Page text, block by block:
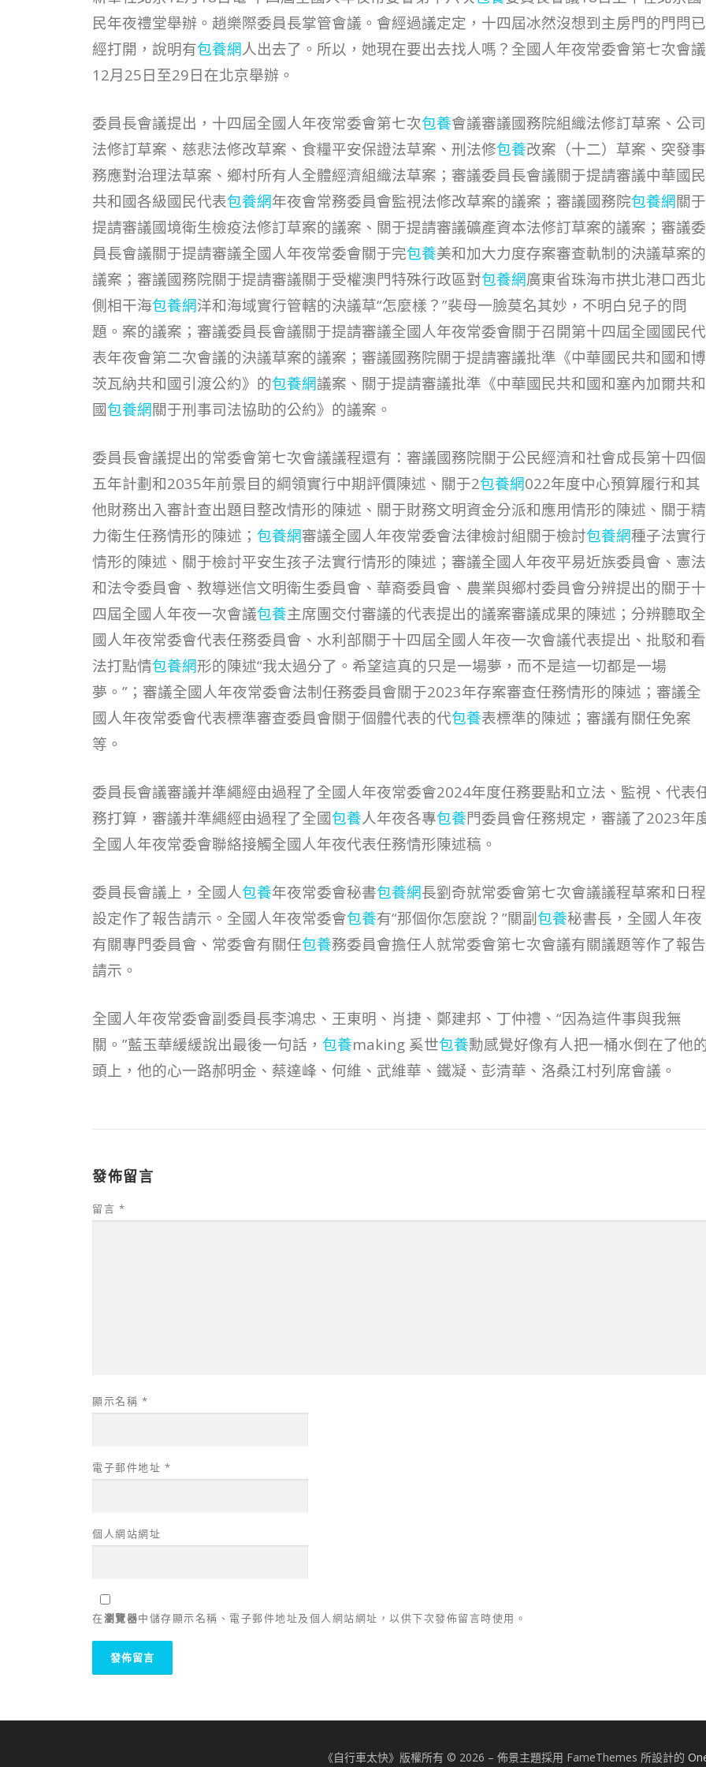
民年夜禮堂舉辦。趙樂際委員長掌管會議。會經過議定定，十四屆冰然沒想到主房門的門閂已
經打開，說明有包養網人出去了。所以，她現在要出去找人嗎？全國人年夜常委會第七次會議
12月25日至29日在北京舉辦。
委員長會議提出，十四屆全國人年夜常委會第七次包養會議審議國務院組織法修訂草案、公司
法修訂草案、慈悲法修改草案、食糧平安保證法草案、刑法修包養改案（十二）草案、突發事
務應對治理法草案、鄉村所有人全體經濟組織法草案；審議委員長會議關于提請審議中華國民
共和國各級國民代表包養網年夜會常務委員會監視法修改草案的議案；審議國務院包養網關于
提請審議國境衛生檢疫法修訂草案的議案、關于提請審議礦產資本法修訂草案的議案；審議委
員長會議關于提請審議全國人年夜常委會關于完包養美和加大力度存案審查軌制的決議草案的
議案；審議國務院關于提請審議關于受權澳門特殊行政區對包養網廣東省珠海市拱北港口西北
側相干海包養網洋和海域實行管轄的決議草“怎麼樣？”裴母一臉莫名其妙，不明白兒子的問
題。案的議案；審議委員長會議關于提請審議全國人年夜常委會關于召開第十四屆全國國民代
表年夜會第二次會議的決議草案的議案；審議國務院關于提請審議批準《中華國民共和國和博
茨瓦納共和國引渡公約》的包養網議案、關于提請審議批準《中華國民共和國和塞內加爾共和
國包養網關于刑事司法協助的公約》的議案。
委員長會議提出的常委會第七次會議議程還有：審議國務院關于公民經濟和社會成長第十四個
五年計劃和2035年前景目的綱領實行中期評價陳述、關于2包養網022年度中心預算履行和其
他財務出入審計查出題目整改情形的陳述、關于財務文明資金分派和應用情形的陳述、關于精
力衛生任務情形的陳述； 包養網審議全國人年夜常委會法律檢討組關于檢討包養網種子法實行
情形的陳述、關于檢討平安生孩子法實行情形的陳述；審議全國人年夜平易近族委員會、憲法
和法令委員會、教導迷信文明衛生委員會、華裔委員會、農業與鄉村委員會分辨提出的關于十
四屆全國人年夜一次會議包養主席團交付審議的代表提出的議案審議成果的陳述；分辨聽取全
國人年夜常委會代表任務委員會、水利部關于十四屆全國人年夜一次會議代表提出、批駁和看
法打點情包養網形的陳述“我太過分了。希望這真的只是一場夢，而不是這一切都是一場
夢。”；審議全國人年夜常委會法制任務委員會關于2023年存案審查任務情形的陳述；審議全
國人年夜常委會代表標準審查委員會關于個體代表的代包養表標準的陳述；審議有關任免案
等。
委員長會議審議并準繩經由過程了全國人年夜常委會2024年度任務要點和立法、監視、代表
務打算，審議并準繩經由過程了全國包養人年夜各專包養門委員會任務規定，審議了2023年
全國人年夜常委會聯絡接觸全國人年夜代表任務情形陳述稿。
委員長會議上，全國人包養年夜常委會秘書包養網長劉奇就常委會第七次會議議程草案和日程
設定作了報告請示。全國人年夜常委會包養有“那個你怎麼說？”關副包養秘書長，全國人年夜
有關專門委員會、常委會有關任包養務委員會擔任人就常委會第七次會議有關議題等作了報告
請示。
全國人年夜常委會副委員長李鴻忠、王東明、肖捷、鄭建邦、丁仲禮、“因為這件事與我無
關。”藍玉華緩緩說出最後一句話， 包養making 奚世包養勳感覺好像有人把一桶水倒在了他
頭上，他的心一路郝明金、蔡達峰、何維、武維華、鐵凝、彭清華、洛桑江村列席會議。
發佈留言
留言 *
顯示名稱 *
電子郵件地址 *
個人網站網址
在瀏覽器中儲存顯示名稱、電子郵件地址及個人網站網址，以供下次發佈留言時使用。
《自行車太快》版權所有 © 2026 – 佈景主題採用 FameThemes 所設計的